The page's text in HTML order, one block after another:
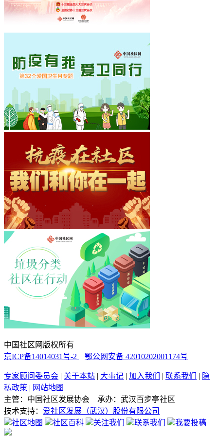
中国社区网版权所有
京ICP备14014031号-2
鄂公网安备 42010202001174号
专家顾问委员会 关于本站 大事记 加入我们 联系我们
隐
私政策
网站地图
主管：中国社区发展协会 承办：武汉百步亭社区
技术支持： 爱社区发展（武汉）股份有限公司
社区地图
社区百科 关注我们 联系我们 我要投稿